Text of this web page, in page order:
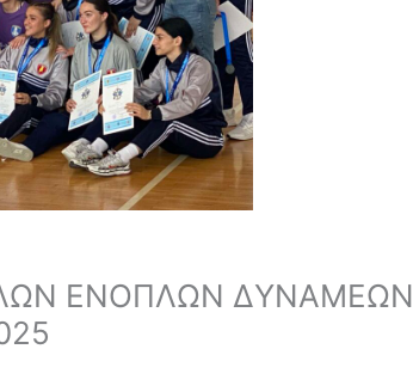
ΕΝΟΠΛΩΝ ΔΥΝΑΜΕΩΝ